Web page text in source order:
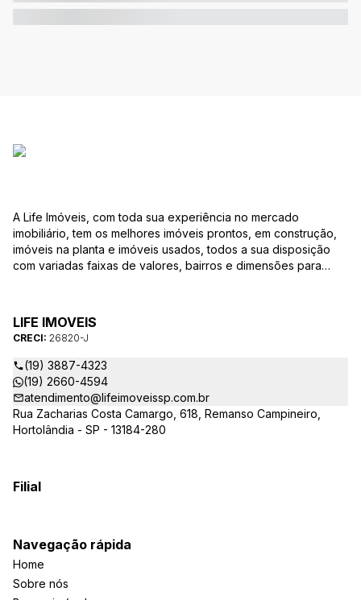
A Life Imóveis, com toda sua experiência no mercado
imobiliário, tem os melhores imóveis prontos, em construção,
imóveis na planta e imóveis usados, todos a sua disposição
com variadas faixas de valores, bairros e dimensões para
as suas dúvidas sobre casas, apartamentos, terrenos, salas
comerciais e outros produtos imobiliários.
LIFE IMOVEIS
CRECI: 26820-J
(19) 3887-4323
(19) 2660-4594
atendimento@lifeimoveissp.com.br
Rua Zacharias Costa Camargo, 618, Remanso Campineiro,
Hortolândia - SP - 13184-280
Filial
Navegação rápida
Home
Sobre nós